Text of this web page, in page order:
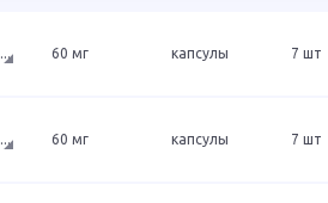
... 60 мг капсулы 7 шт
... 60 мг капсулы 7 шт